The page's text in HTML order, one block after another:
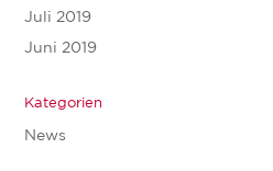
Juli 2019
Juni 2019
Kategorien
News